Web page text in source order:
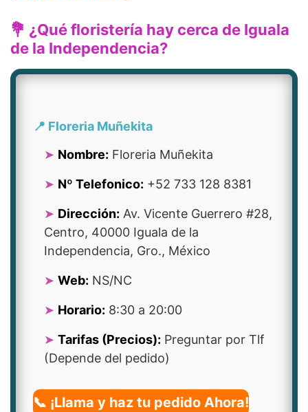
💐 ¿Qué floristería hay cerca de Iguala
de la Independencia?
📍 Floreria Muñekita
Nombre: Floreria Muñekita
Nº Telefonico: +52 733 128 8381
Dirección: Av. Vicente Guerrero #28,
Centro, 40000 Iguala de la
Independencia, Gro., México
Web: NS/NC
Horario: 8:30 a 20:00
Tarifas (Precios): Preguntar por Tlf
(Depende del pedido)
📞 ¡Llama y haz tu pedido Ahora!